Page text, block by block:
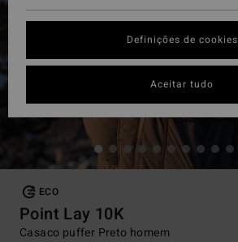
ECO
Point Lay 10K
Casaco puffer Preto homem
Definições de cookies
Aceitar tudo